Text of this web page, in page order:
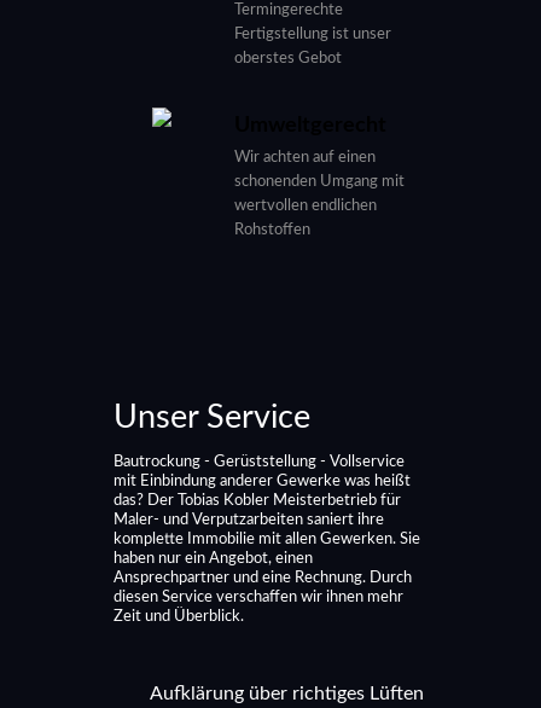
Termingerechte
Fertigstellung ist unser
oberstes Gebot
Wir achten auf einen
schonenden Umgang mit
wertvollen endlichen
Rohstoffen
Unser Service
Bautrockung - Gerüststellung - Vollservice
mit Einbindung anderer Gewerke was heißt
das? Der Tobias Kobler Meisterbetrieb für
Maler- und Verputzarbeiten saniert ihre
komplette Immobilie mit allen Gewerken. Sie
haben nur ein Angebot, einen
Ansprechpartner und eine Rechnung. Durch
diesen Service verschaffen wir ihnen mehr
Zeit und Überblick.
Aufklärung über richtiges Lüften